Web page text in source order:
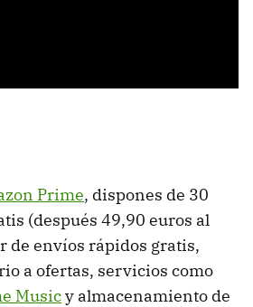
Prime, dispones de 30
(después 49,90 euros al
de envíos rápidos gratis,
a ofertas, servicios como
Musicy almacenamiento de